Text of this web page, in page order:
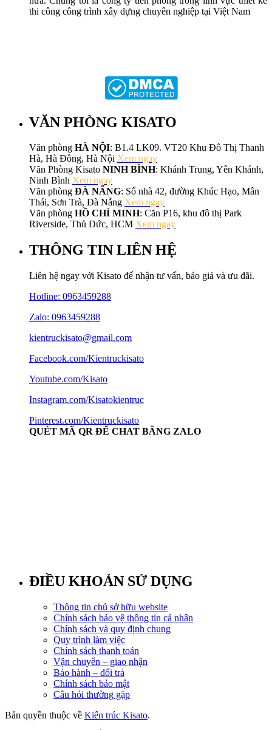
thi công công trình xây dựng chuyên nghiệp tại Việt Nam
VĂN PHÒNG KISATO
Văn phòng HÀ NỘI: B1.4 LK09. VT20 Khu Đô Thị Thanh
Hà, Hà Đông, Hà Nội Xem ngay
Văn Phòng Kisato NINH BÌNH: Khánh Trung, Yên Khánh,
Ninh Bình Xem ngay
Văn phòng ĐÀ NẴNG: Số nhà 42, đường Khúc Hạo, Mân
Thái, Sơn Trà, Đà Nẵng Xem ngay
Văn phòng HỒ CHÍ MINH: Căn P16, khu đô thị Park
Riverside, Thủ Đức, HCM Xem ngay
THÔNG TIN LIÊN HỆ
Liên hệ ngay với Kisato để nhận tư vấn, báo giá và ưu đãi.
Hotline: 0963459288
Zalo: 0963459288
kientruckisato@gmail.com
Facebook.com/Kientruckisato
Youtube.com/Kisato
Instagram.com/Kisatokientruc
Pinterest.com/Kientruckisato
QUÉT MÃ QR ĐỂ CHAT BẰNG ZALO
ĐIỀU KHOẢN SỬ DỤNG
Thông tin chủ sở hữu website
Chính sách bảo vệ thông tin cá nhân
Chính sách và quy định chung
Quy trình làm việc
Chính sách thanh toán
Vận chuyển – giao nhận
Bảo hành – đổi trả
Chính sách bảo mật
Câu hỏi thường gặp
Bản quyền thuộc về Kiến trúc Kisato.